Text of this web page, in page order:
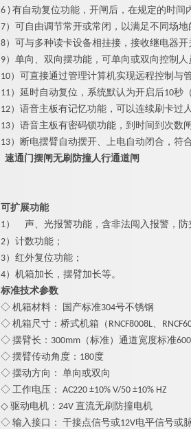
6 ) 有自动复位功能，开闸后，在规定的时
7）可自由调节常开或常闭，以满足不同场地
8）可与多种读卡设备相挂接，接收继电器开
9）单向、双向摆功能，可单向或双向控制人
10）可直接通过管理计算机实现远程控制与
11）延时自动复位，系统默认为开启后10秒
12）语音主板有记忆功能，可以连续刷卡过人
13）语音主板有密码锁功能，到时间到次数
13）断电摆臂自动摆开、上电自动闭合，符
速通门摆闸无刷防撞人行通道闸
可扩展功能
1）
声、光报警功能，含非法闯入报警，防
2）计数功能；
3）红外复位功能；
4）机箱加长，摆臂加长等。
标准技术参数
◇ 机箱材料： 国产标准304号不锈钢
◇ 机箱尺寸：桥式机箱（RNCF8008L、
◇ 摆臂长： 300mm（标准） 通道宽度标准
◇ 摆臂传动角度：180度
◇ 摆动方向： 单向或双向
◇ 工作电压： AC220 ±10% V/50 ±10% HZ
◇ 驱动电机：24V 直流无刷防撞电机
◇ 输入接口： 干接点信号或12V电平信号或